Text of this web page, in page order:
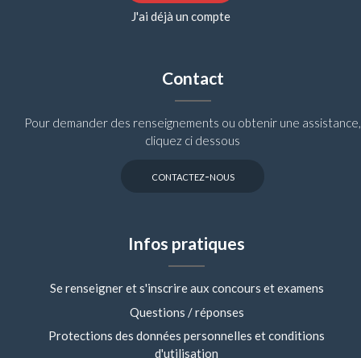
J'ai déjà un compte
Contact
Pour demander des renseignements ou obtenir une assistance,
cliquez ci dessous
contactez-nous
Infos pratiques
Se renseigner et s'inscrire aux concours et examens
Questions / réponses
Protections des données personnelles et conditions
d'utilisation